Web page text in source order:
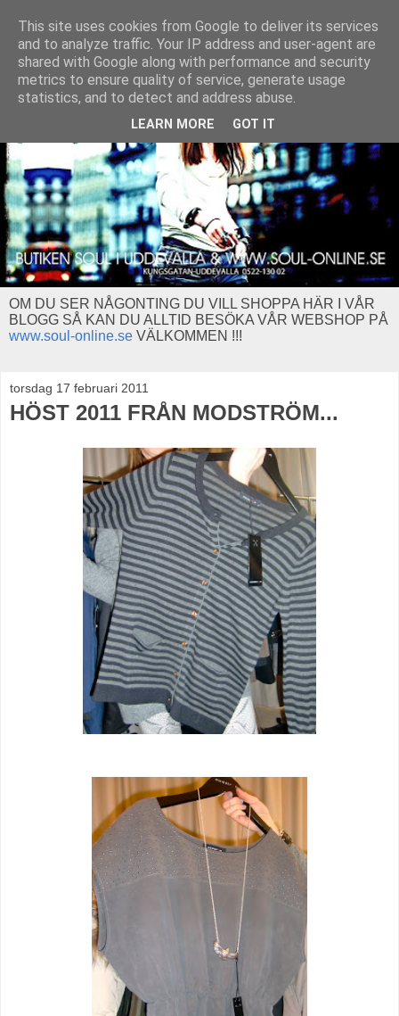
OM DU SER NÅGONTING DU VILL SHOPPA HÄR I VÅR
BLOGG SÅ KAN DU ALLTID BESÖKA VÅR WEBSHOP PÅ
www.soul-online.se VÄLKOMMEN !!!
torsdag 17 februari 2011
HÖST 2011 FRÅN MODSTRÖM...
This site uses cookies from Google to deliver its services
and to analyze traffic. Your IP address and user-agent are
shared with Google along with performance and security
metrics to ensure quality of service, generate usage
statistics, and to detect and address abuse.
LEARN MORE GOT IT